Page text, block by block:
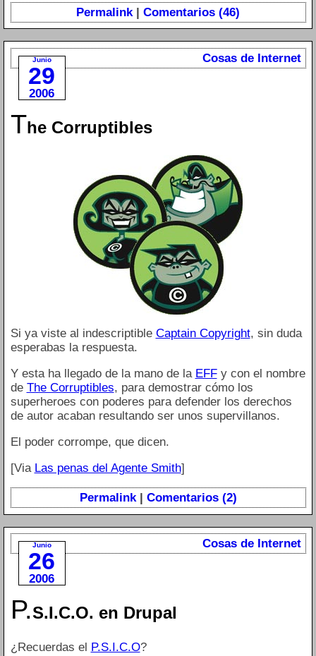
Permalink | Comentarios (46)
Junio
29
2006
Cosas de Internet
The Corruptibles
Si ya viste al indescriptible Captain Copyright, sin duda
esperabas la respuesta.
Y esta ha llegado de la mano de la EFFy con el nombre
de The Corruptibles, para demostrar cómo los
superheroes con poderes para defender los derechos
de autor acaban resultando ser unos supervillanos.
El poder corrompe, que dicen.
[Via Las penas del Agente Smith]
Permalink| Comentarios (2)
Junio
26
2006
Cosas de Internet
P.S.I.C.O. en Drupal
¿Recuerdas el P.S.I.C.O?